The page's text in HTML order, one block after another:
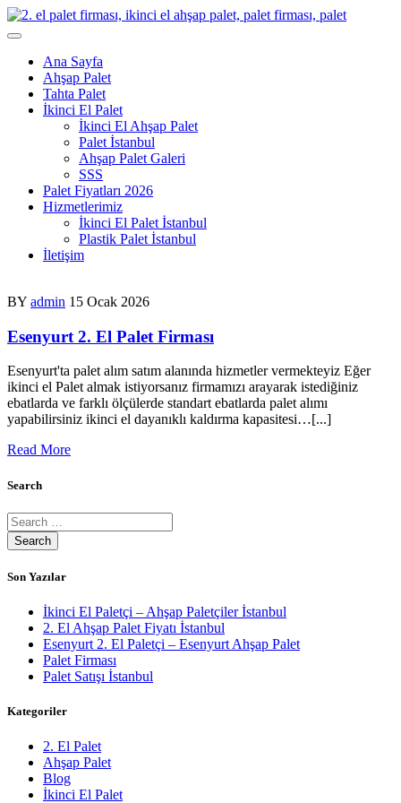
Skip
to
Ana Sayfa
Ahşap Palet
Tahta Palet
İkinci El Palet
İkinci El Ahşap Palet
Palet İstanbul
Ahşap Palet Galeri
SSS
Palet Fiyatları 2026
Hizmetlerimiz
İkinci El Palet İstanbul
Plastik Palet İstanbul
İletişim
BY admin 15 Ocak 2026
Esenyurt 2. El Palet Firması
Esenyurt'ta palet alım satım alanında hizmetler vermekteyiz Eğer
ikinci el Palet almak istiyorsanız firmamızı arayarak istediğiniz
ebatlarda ve farklı ölçülerde standart ebatlarda palet alımı
yapabilirsiniz ikinci el dayanıklı kaldırma kapasitesi…[...]
Read More
Search
Son Yazılar
İkinci El Paletçi – Ahşap Paletçiler İstanbul
2. El Ahşap Palet Fiyatı İstanbul
Esenyurt 2. El Paletçi – Esenyurt Ahşap Palet
Palet Firması
Palet Satışı İstanbul
Kategoriler
2. El Palet
Ahşap Palet
Blog
İkinci El Palet